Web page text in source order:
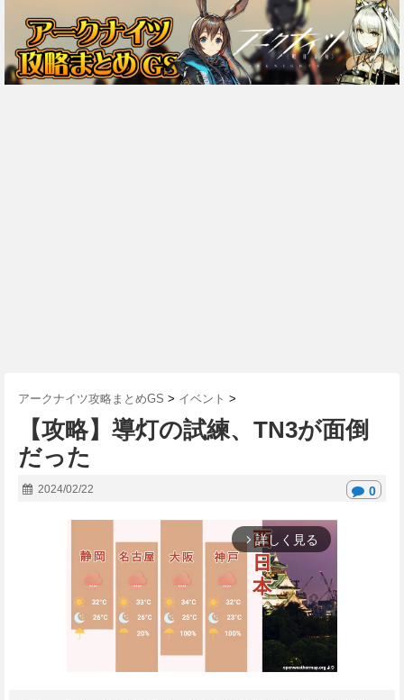
アークナイツ攻略まとめGS > イベント >
【攻略】導灯の試練、TN3が面倒
だった
2024/02/22 0
arrow_forward_ios 詳しく見る